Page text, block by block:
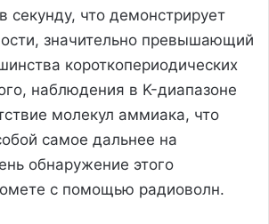
секунду, что демонстрирует
значительно превышающий
короткопериодических
наблюдения в K-диапазоне
молекул аммиака, что
самое дальнее на
обнаружение этого
с помощью радиоволн.